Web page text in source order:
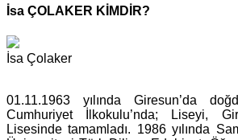
İsa ÇOLAKER KİMDİR?
İsa Çolaker
01.11.1963 yılında Giresun’da
Cumhuriyet İlkokulu’nda; Liseyi,
Lisesinde tamamladı. 1986 yılında